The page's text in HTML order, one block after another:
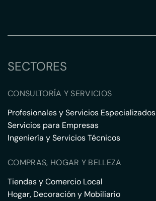
SECTORES
CONSULTORÍA Y SERVICIOS
Profesionales y Servicios Especializados
Servicios para Empresas
Ingeniería y Servicios Técnicos
COMPRAS, HOGAR Y BELLEZA
Tiendas y Comercio Local
Hogar, Decoración y Mobiliario